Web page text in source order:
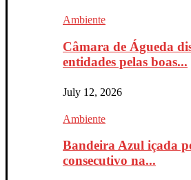
Ambiente
Câmara de Águeda
entidades pelas boas...
July 12, 2026
Ambiente
Bandeira Azul içada
consecutivo na...